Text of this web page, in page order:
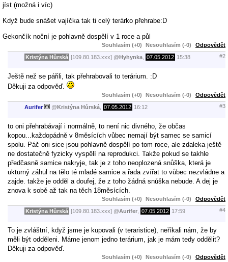
jíst (možná i víc)
Když bude snášet vajíčka tak ti celý terárko přehrabe:D
Gekončík noční je pohlavně dospělí v 1 roce a půl
Souhlasím (+0) Nesouhlasím (-0) Odpovědět
Kristýna Hůrská [109.80.183.xxx] @Hyhynka 07.05.2012 15:38 #2
Ještě než se pářili, tak přehrabovali to terárium. :D
Děkuji za odpověď.
Souhlasím (+0) Nesouhlasím (-0) Odpovědět
Aurifer @Kristýna Hůrská 07.05.2012 16:12 #3
to oni přehrabávají i normálně, to není nic divného, že občas
kopou...každopádně v 8měsících vůbec nemají být samec se samicí
spolu. Páč oni sice jsou pohlavně dospělí po tom roce, ale zdaleka ještě
ne dostatečně fyzicky vyspělí na reprodukci. Takže pokud se takhle
předčasně samice nakryje, tak je z toho neoplozená snůška, která je
ukturný záhul na tělo té mladé samice a řada zvířat to vůbec nezvládne a
zajde. takže je odděl a doufej, že z toho žádná snůška nebude. A dej je
znova k sobě až tak na těch 18měsících.
Souhlasím (+0) Nesouhlasím (-0) Odpovědět
Kristýna Hůrská [109.80.183.xxx] @Aurifer 07.05.2012 17:59 #4
To je zvláštní, když jsme je kupovali (v teraristice), neříkali nám, že by
měli být odděleni. Máme jenom jedno terárium, jak je mám tedy oddělit?
Děkuji za odpověď.
Souhlasím (+0) Nesouhlasím (-0) Odpovědět